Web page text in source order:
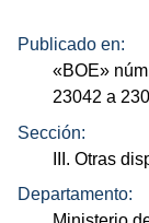
Publicado en:
«BOE»
23042 a
Sección:
III. Otras
Departamento: